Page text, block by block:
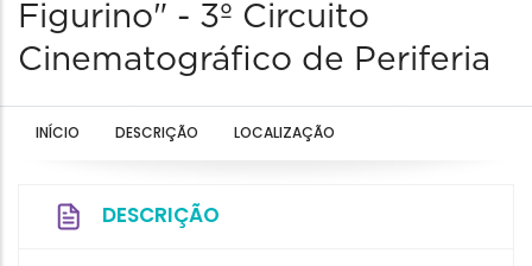
Figurino" - 3º Circuito
Cinematográfico de Periferia
INÍCIO DESCRIÇÃO LOCALIZAÇÃO
DESCRIÇÃO